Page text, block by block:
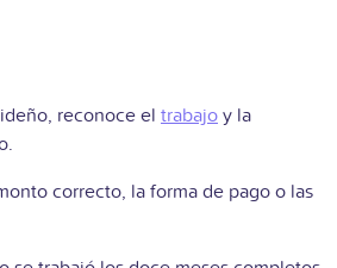
reconoce el trabajo y la
correcto, la forma de pago o las